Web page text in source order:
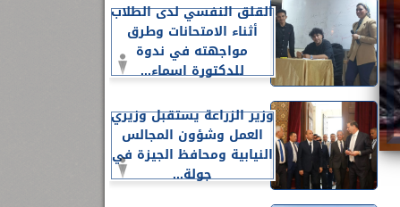
القلق النفسي لدى الطلاب
أثناء الامتحانات وطرق
مواجهته في ندوة
للدكتورة اسماء...
وزير الزراعة يستقبل وزيري
العمل وشؤون المجالس
النيابية ومحافظ الجيزة في
جولة...